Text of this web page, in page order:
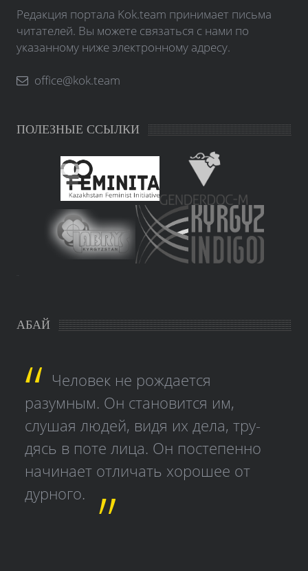
Редакция портала Kok.team принимает письма
читателей. Вы можете связаться с нами по
указанному ниже электронному адресу.
office@kok.team
ПОЛЕЗНЫЕ ССЫЛКИ
АБАЙ
Человек не рождается
разумным. Он становится им,
слушая людей, видя их дела, тру­
дясь в поте лица. Он постепенно
начинает отличать хорошее от
дурного.